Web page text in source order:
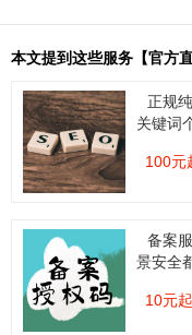
本文提到这些服务【官方
正规
关键词
100元
备案
景安全
10元起